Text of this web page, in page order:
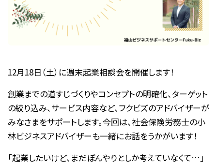
12月18日（土）に週末起業相談会を開催します！
創業までの道すじづくりやコンセプトの明確化、ターゲット
の絞り込み、サービス内容など、フクビズのアドバイザーが
みなさまをサポートします。今回は、社会保険労務士の小
林ビジネスアドバイザーも一緒にお話をうかがいます！
「起業したいけど、まだぼんやりとしか考えていなくて…」